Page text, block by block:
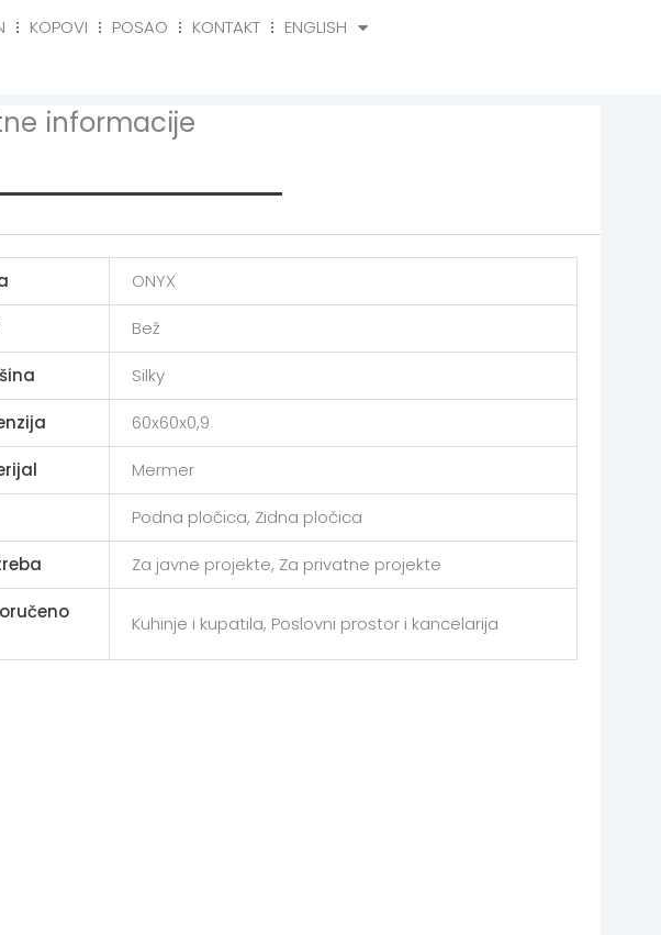
KOPOVI POSAO KONTAKT
ENGLISH
informacije
ONYX
Bež
Silky
60x60x0,9
Mermer
Podna pločica, Zidna pločica
Za javne projekte, Za privatne projekte
Kuhinje i kupatila, Poslovni prostor i kancelarija